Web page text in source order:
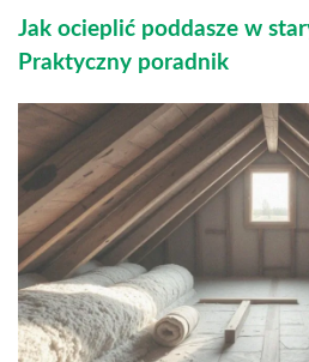
Jak ocieplić poddasze w
Praktyczny poradnik